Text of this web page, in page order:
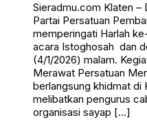
Sieradmu.com Klaten –
Partai Persatuan
memperingati Harlah
acara Istoghosah dan
(4/1/2026) malam.
Merawat Persatuan
berlangsung khidmat di
melibatkan pengurus
organisasi sayap […]